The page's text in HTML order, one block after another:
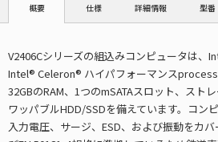
概要 仕様 詳細情報 型番
V2406Cシリーズの組込みコンピュータは、
Intel® Celeron® ハイパフォーマンス
32GBのRAM、1つのmSATAスロット、スト
ワッパブルHDD/SSDを備えています。コン
入力電圧、サージ、ESD、および振動をカ